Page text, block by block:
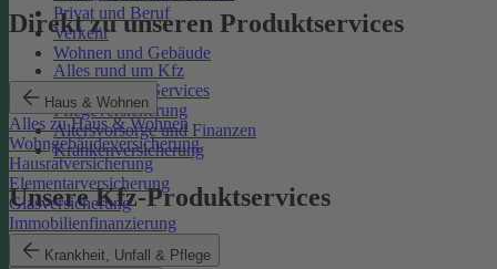
Privat und Beruf
Verkehr
Wohnen und Gebäude
Haus & Wohnen
Alles zu Haus & Wohnen
Wohngebäudeversicherung
Hausratversicherung
Elementarversicherung
Glasversicherung
Immobilienfinanzierung
Krankheit, Unfall & Pflege
Direkt zu unseren Produktservices
Alles rund um Kfz
Rechtsschutz-Services
Pflegeversicherung
Altersvorsorge und Finanzen
Krankenversicherung
Unsere Kfz-Produktservices
eVB-Nummer